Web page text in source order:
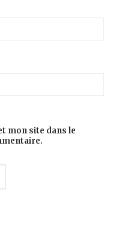
mon site dans le